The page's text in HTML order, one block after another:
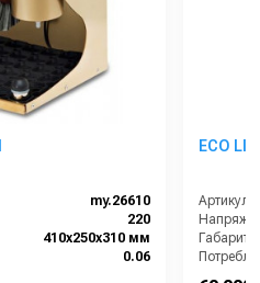
my.26610
220
410х250х310 мм
0.06
ECO
Артикул: